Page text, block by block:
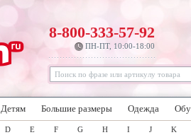
8-800-333-57-92
ПН-ПТ, 10:00-18:00
Детям Большие размеры Одежда
D E F G H I J K